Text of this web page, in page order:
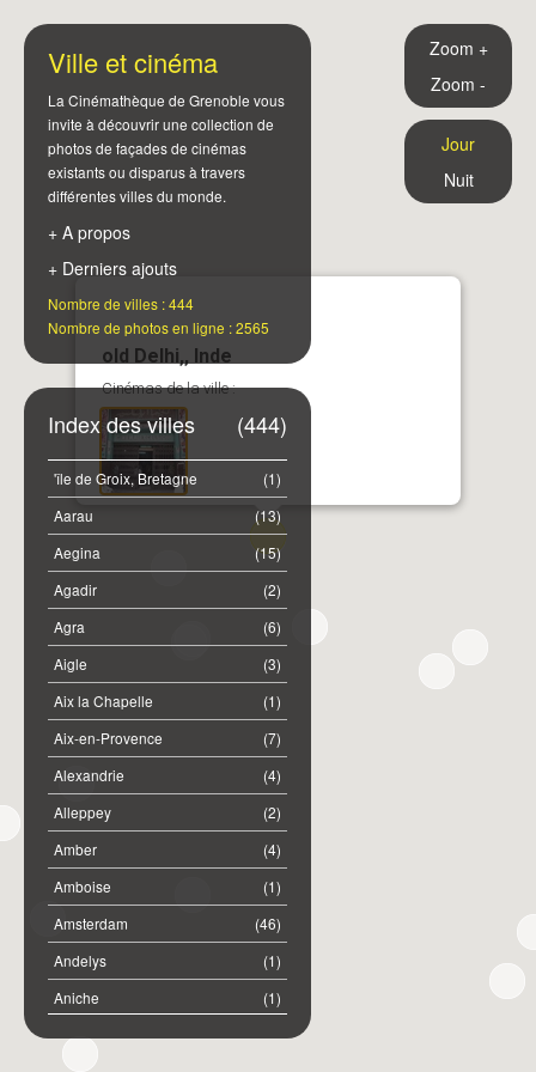
old Delhi,, Inde
Cinémas de la ville :
Ville et cinéma
La Cinémathèque de Grenoble vous
invite à découvrir une collection de
photos de façades de cinémas
existants ou disparus à travers
différentes villes du monde.
+ A propos
+ Derniers ajouts
Nombre de villes : 444
Nombre de photos en ligne : 2565
(444)
Index des villes
(1)
'île de Groix, Bretagne
(13)
Aarau
(15)
Aegina
(2)
Agadir
(6)
Agra
(3)
Aigle
(1)
Aix la Chapelle
(7)
Aix-en-Provence
(4)
Alexandrie
(2)
Alleppey
(4)
Amber
(1)
Amboise
(46)
Amsterdam
(1)
Andelys
(1)
Aniche
(2)
Annemasse
Zoom +
Zoom -
Jour
Nuit